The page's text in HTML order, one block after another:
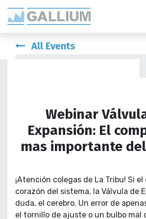
All Events
Webinar
Expansión: El
mas importante
¡Atención colegas de La Tribu! Si el
corazón del sistema, la Válvula de
duda, el cerebro. Un error de
el tornillo de ajuste o un bulbo mal